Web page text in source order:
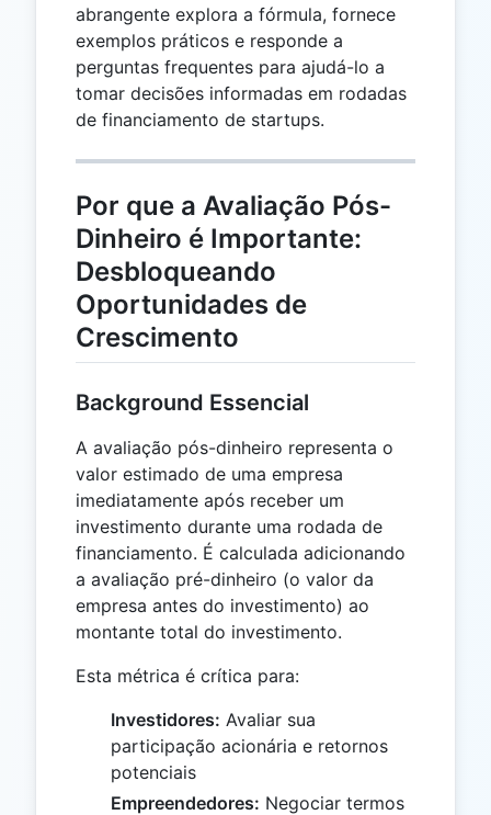
abrangente explora a fórmula, fornece
exemplos práticos e responde a
perguntas frequentes para ajudá-lo a
tomar decisões informadas em rodadas
de financiamento de startups.
Por que a Avaliação Pós-
Dinheiro é Importante:
Desbloqueando
Oportunidades de
Crescimento
Background Essencial
A avaliação pós-dinheiro representa o
valor estimado de uma empresa
imediatamente após receber um
investimento durante uma rodada de
financiamento. É calculada adicionando
a avaliação pré-dinheiro (o valor da
empresa antes do investimento) ao
montante total do investimento.
Esta métrica é crítica para:
Investidores: Avaliar sua
participação acionária e retornos
potenciais
Empreendedores: Negociar termos